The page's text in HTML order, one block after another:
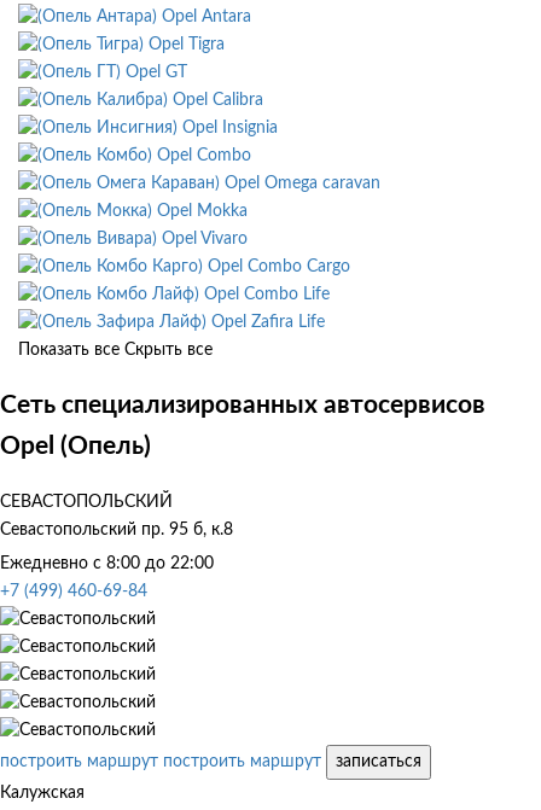
Opel Antara
Opel Tigra
Opel GT
Opel Calibra
Opel Insignia
Opel Combo
Opel Omega caravan
Opel Mokka
Opel Vivaro
Opel Combo Cargo
Opel Combo Life
Opel Zafira Life
Показать все Скрыть все
Сеть специализированных автосервисов
Opel (Опель)
СЕВАСТОПОЛЬСКИЙ
Севастопольский пр. 95 б, к.8
Ежедневно с 8:00 до 22:00
+7 (499) 460-69-84
построить маршрут построить маршрут
записаться
Калужская